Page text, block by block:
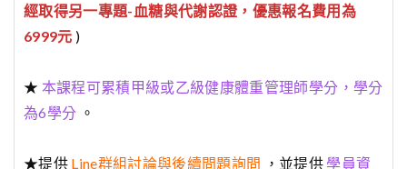
經取得另一專題-血糖與代謝認證，優惠報名費用為
6999元 )
★ 本課程可累積甲級或乙級健康體重管理師學分，學分
為6學分 。
★提供 Line群組討論與後續問題詢問 ，並提供學員資